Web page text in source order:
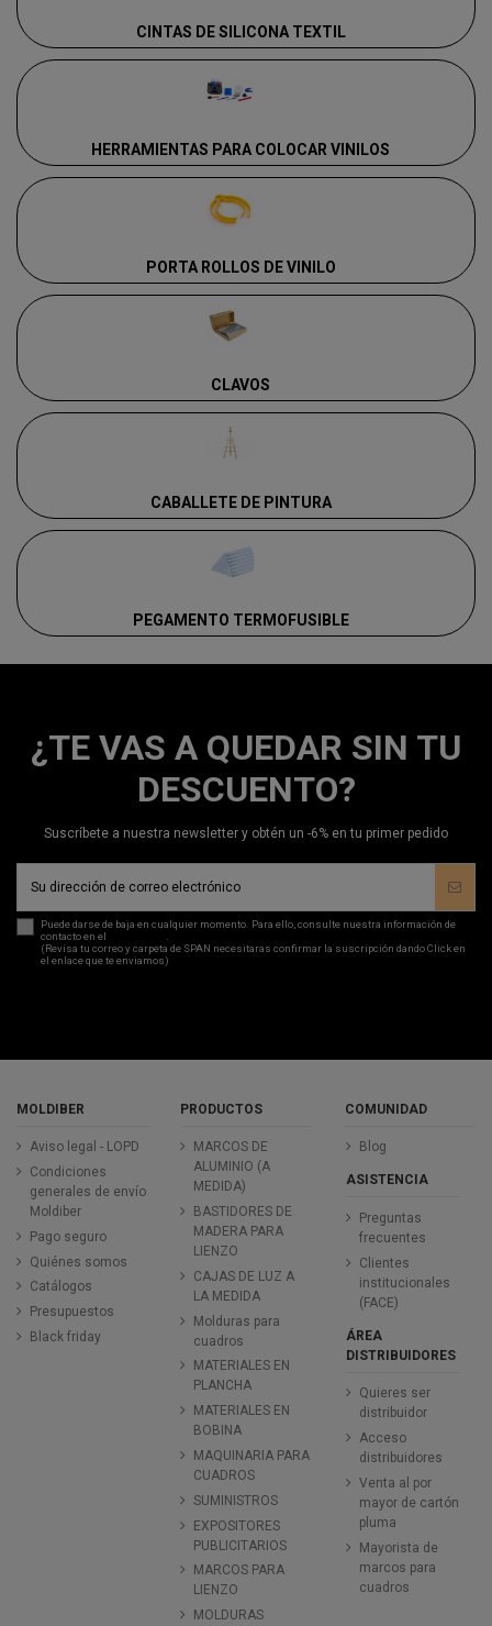
CINTAS DE SILICONA TEXTIL
HERRAMIENTAS PARA COLOCAR VINILOS
PORTA ROLLOS DE VINILO
CLAVOS
CABALLETE DE PINTURA
PEGAMENTO TERMOFUSIBLE
¿TE VAS A QUEDAR SIN TU
DESCUENTO?
Suscríbete a nuestra newsletter y obtén un -6% en tu primer pedido
Puede darse de baja en cualquier momento. Para ello, consulte nuestra información de
contacto en el
.
(Revisa tu correo y carpeta de SPAN necesitaras confirmar la suscripción dando Click en
el enlace que te enviamos)
MOLDIBER
Aviso legal - LOPD
Condiciones
generales de envío
Moldiber
Pago seguro
Quiénes somos
Catálogos
Presupuestos
Black friday
PRODUCTOS
MARCOS DE
ALUMINIO (A
MEDIDA)
BASTIDORES DE
MADERA PARA
LIENZO
CAJAS DE LUZ A
LA MEDIDA
Molduras para
cuadros
MATERIALES EN
PLANCHA
MATERIALES EN
BOBINA
MAQUINARIA PARA
CUADROS
SUMINISTROS
EXPOSITORES
PUBLICITARIOS
MARCOS PARA
LIENZO
MOLDURAS
COMUNIDAD
Blog
ASISTENCIA
Preguntas
frecuentes
Clientes
institucionales
(FACE)
ÁREA
DISTRIBUIDORES
Quieres ser
distribuidor
Acceso
distribuidores
Venta al por
mayor de cartón
pluma
Mayorista de
marcos para
cuadros